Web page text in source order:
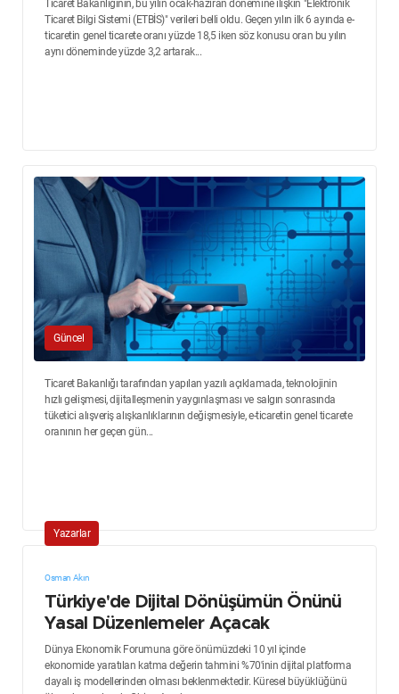
Ticaret Bakanlığının, bu yılın ocak-haziran dönemine ilişkin "Elektronik
Ticaret Bilgi Sistemi (ETBİS)" verileri belli oldu. Geçen yılın ilk 6 ayında e-
ticaretin genel ticarete oranı yüzde 18,5 iken söz konusu oran bu yılın
aynı döneminde yüzde 3,2 artarak...
Güncel
Ticaret Bakanlığı tarafından yapılan yazılı açıklamada, teknolojinin
hızlı gelişmesi, dijitalleşmenin yaygınlaşması ve salgın sonrasında
tüketici alışveriş alışkanlıklarının değişmesiyle, e-ticaretin genel ticarete
oranının her geçen gün...
Yazarlar
Osman Akın
Türkiye'de Dijital Dönüşümün Önünü
Yasal Düzenlemeler Açacak
Dünya Ekonomik Forumuna göre önümüzdeki 10 yıl içinde
ekonomide yaratılan katma değerin tahmini %70'inin dijital platforma
dayalı iş modellerinden olması beklenmektedir. Küresel büyüklüğünü